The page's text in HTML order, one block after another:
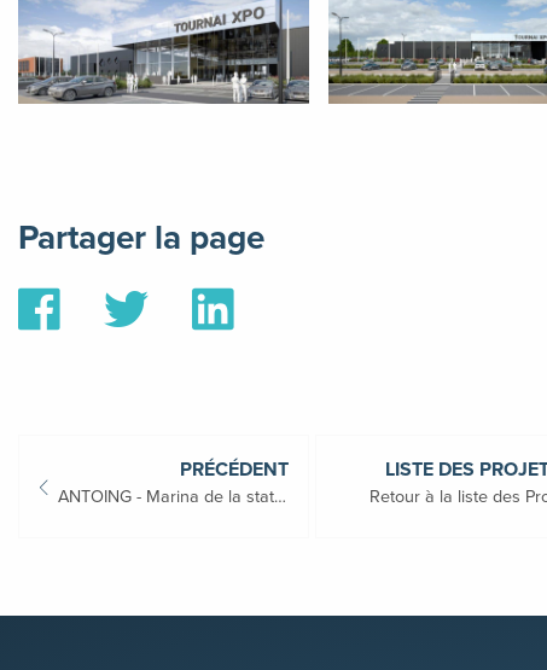
Partager la page
sur
Facebook
sur
sur
Linkedin
PRÉCÉDENT
ANTOING - Marina de la station touristique du Tournaisis
LISTE DES
Retour à la liste des